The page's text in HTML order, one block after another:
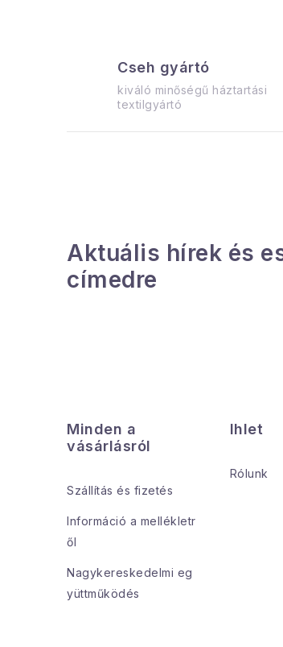
e
Cseh gyártó
kiváló minőségű háztartási
textilgyártó
Aktuális hírek és
címedre
Minden a
vásárlásról
Szállítás és fizetés
Információ a mellékletr
ől
Nagykereskedelmi eg
yüttműködés
Ihlet
Rólunk